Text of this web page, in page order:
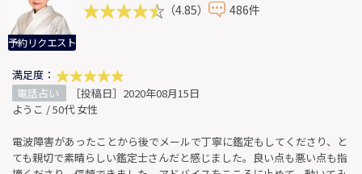
予約リクエスト
（4.85） 486件
満足度：
電話占い
［投稿日］2020年08月15日
ようこ / 50代 女性
電波障害があったことから後でメールで丁寧に鑑定もしてくださり、と
ても親切で素晴らしい鑑定士さんだと感じました。良い点も悪い点も指